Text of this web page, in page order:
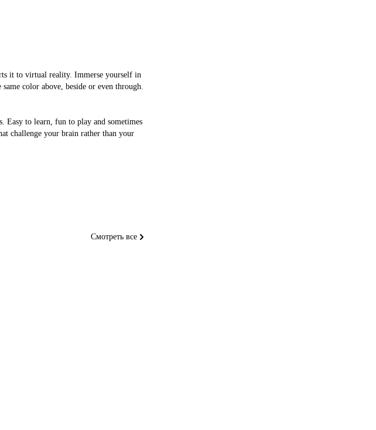
it to virtual reality. Immerse yourself in
color above, beside or even through.
Easy to learn, fun to play and sometimes
challenge your brain rather than your
Смотреть все